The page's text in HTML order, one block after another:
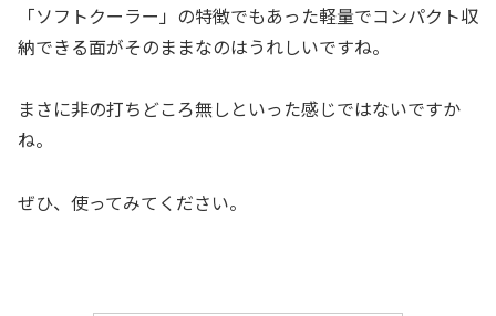
「ソフトクーラー」の特徴でもあった軽量でコンパクト収
納できる面がそのままなのはうれしいですね。
まさに非の打ちどころ無しといった感じではないですか
ね。
ぜひ、使ってみてください。